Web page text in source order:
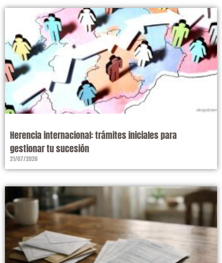
Herencia internacional: trámites iniciales para
gestionar tu sucesión
21/07/2026